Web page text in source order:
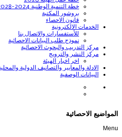
خطة التنمية الوطنية 2024-2028
بروشور المكتبة
قانون الاحصاء
الخدمات الالكترونية
للأستفسارات والاتصال بنا
نموذج طلب البيانات الاحصائية
مركز التدريب والبحوث الاحصائية
مركز النشر والترويج
اخر اخبار الهيئة
الادلة والمعايير والتصانيف الدولية
البيانات الوصفية
المواضيع الاحصائية
Menu